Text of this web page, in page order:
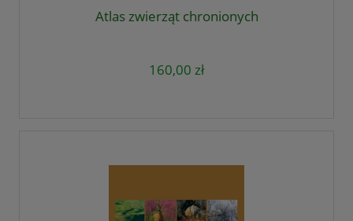
Atlas zwierząt chronionych
160,00 zł